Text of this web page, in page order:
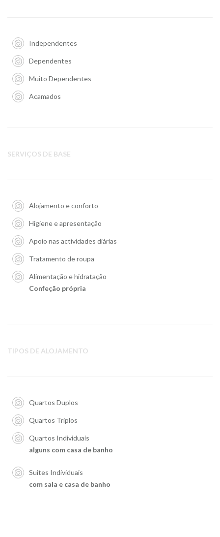
Independentes
Dependentes
Muito Dependentes
Acamados
SERVIÇOS DE BASE
Alojamento e conforto
Higiene e apresentação
Apoio nas actividades diárias
Tratamento de roupa
Alimentação e hidratação
Confeção própria
TIPOS DE ALOJAMENTO
Quartos Duplos
Quartos Triplos
Quartos Individuais
alguns com casa de banho
Suites Individuais
com sala e casa de banho